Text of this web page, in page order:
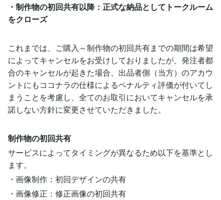
・制作物の初回共有以降：正式な納品としてトークルーム
をクローズ
これまでは、ご購入～制作物の初回共有までの期間は希望
によってキャンセルをお受けしておりましたが、発注者都
合のキャンセルが起きた場合、出品者側（当方）のアカウ
ントにもココナラの仕様によるペナルティ評価が付いてし
まうことを考慮し、全てのお取引においてキャンセルを承
諾しない方針に変更させていただきました。
制作物の初回共有
サービスによってタイミングが異なるため以下を基準とし
ます。
・画像制作：初回デザインの共有
・画像修正：修正画像の初回共有